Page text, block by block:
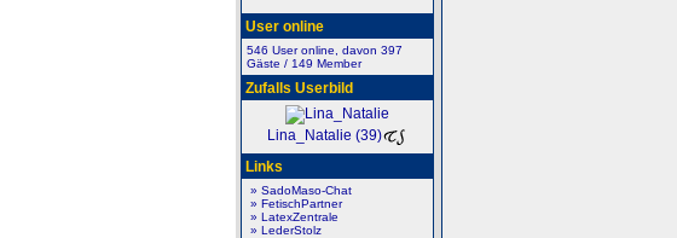
User online
546 User online, davon 397
Gäste / 149 Member
Zufalls Userbild
Lina_Natalie (39)
Links
» SadoMaso-Chat
» FetischPartner
» LatexZentrale
» LederStolz